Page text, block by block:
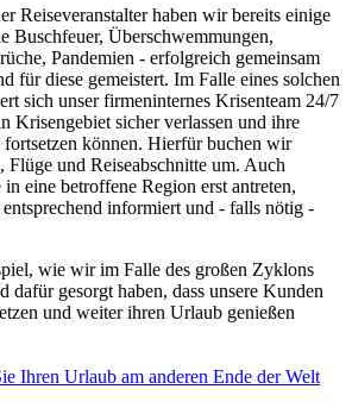
Reiseveranstalter haben wir bereits einige
Buschfeuer, Überschwemmungen,
Pandemien - erfolgreich gemeinsam
für diese gemeistert. Im Falle eines solchen
sich unser firmeninternes Krisenteam 24/7
Krisengebiet sicher verlassen und ihre
können. Hierfür buchen wir
und Reiseabschnitte um. Auch
eine betroffene Region erst antreten,
informiert und - falls nötig -
wie wir im Falle des großen Zyklons
dafür gesorgt haben, dass unsere Kunden
und weiter ihren Urlaub genießen
Ihren Urlaub am anderen Ende der Welt